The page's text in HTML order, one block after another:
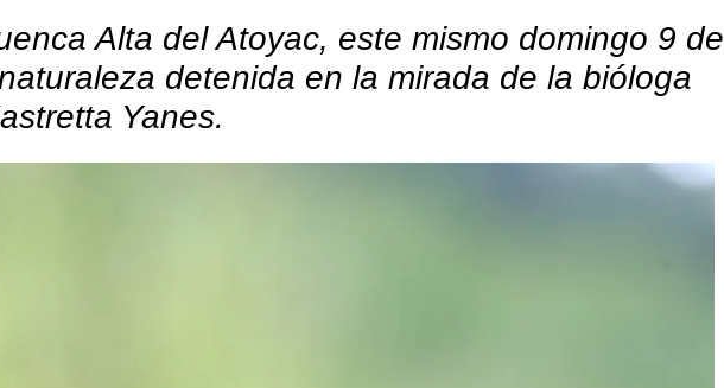
Alta del Atoyac, este mismo domingo 9 de
detenida en la mirada de la bióloga
Yanes.